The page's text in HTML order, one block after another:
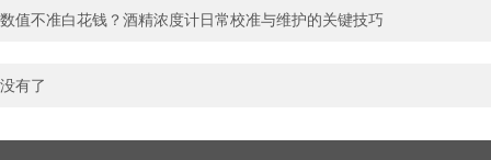
数值不准白花钱？酒精浓度计日常校准与维护的关键技巧
有了